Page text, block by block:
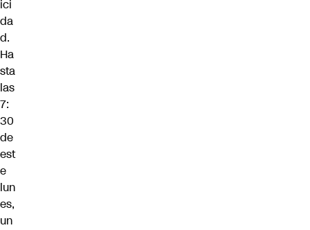
ici
da
d.
Ha
sta
las
7:
30
de
est
e
lun
es,
un